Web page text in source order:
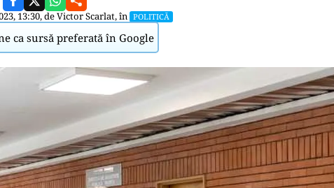
13:30, deVictor Scarlat, în POLITICĂ
ca sursă preferată în Google